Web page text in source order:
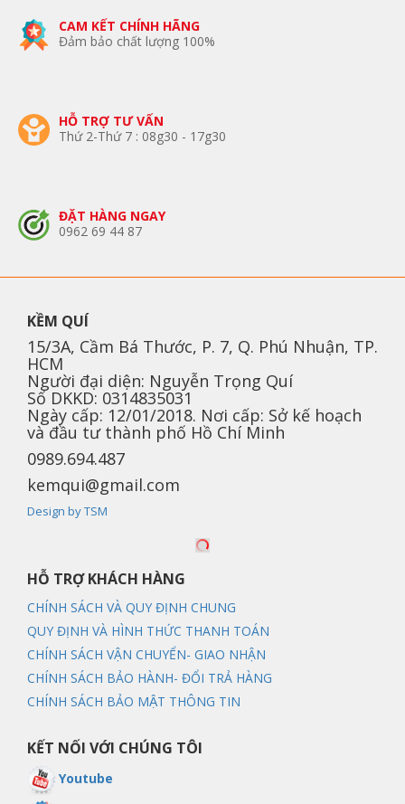
CAM KẾT CHÍNH HÃNG
Đảm bảo chất lượng 100%
HỖ TRỢ TƯ VẤN
Thứ 2-Thứ 7 : 08g30 - 17g30
ĐẶT HÀNG NGAY
0962 69 44 87
KỀM QUÍ
15/3A, Cầm Bá Thước, P. 7, Q. Phú Nhuận, TP.
HCM
Người đại diện: Nguyễn Trọng Quí
Số DKKD: 0314835031
Ngày cấp: 12/01/2018. Nơi cấp: Sở kế hoạch
và đầu tư thành phố Hồ Chí Minh
0989.694.487
kemqui@gmail.com
Design by TSM
HỖ TRỢ KHÁCH HÀNG
CHÍNH SÁCH VÀ QUY ĐỊNH CHUNG
QUY ĐỊNH VÀ HÌNH THỨC THANH TOÁN
CHÍNH SÁCH VẬN CHUYỂN- GIAO NHẬN
CHÍNH SÁCH BẢO HÀNH- ĐỔI TRẢ HÀNG
CHÍNH SÁCH BẢO MẬT THÔNG TIN
KẾT NỐI VỚI CHÚNG TÔI
Youtube